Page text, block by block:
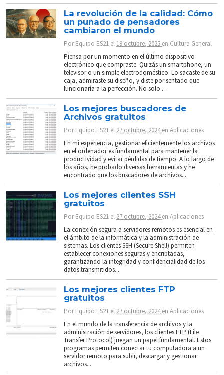
La revolución de la calidad: Cómo
un puñado de pensadores
cambiaron el mundo
PorEquipo ES21 el 19 octubre, 2025 en Cultura General
Piensa por un momento en el último dispositivo
electrónico que compraste. Quizás un smartphone, un
televisor o un simple electrodoméstico. Lo sacaste de su
caja, admiraste su diseño, y diste por sentado que
funcionaría a la perfección. No solo...
Los mejores buscadores de
Archivos gratuitos
PorEquipo ES21 el 27 octubre, 2024enAplicaciones
En mi experiencia, gestionar eficientemente los archivos
en el ordenador es fundamental para mantener la
productividad y evitar pérdidas de tiempo. A lo largo de
los años, he probado diversas herramientas y he
encontrado que los buscadores de archivos...
Los mejores clientes SSH
gratuitos
PorEquipo ES21 el 27 octubre, 2024enAplicaciones
La conexión segura a servidores remotos es esencial en
el ámbito de la informática y la administración de
sistemas. Los clientes SSH (Secure Shell) permiten
establecer conexiones seguras y encriptadas,
garantizando la integridad y confidencialidad de los
datos transmitidos...
Los mejores clientes FTP
gratuitos
PorEquipo ES21 el 27 octubre, 2024enAplicaciones
En el mundo de la transferencia de archivos y la
administración de servidores, los clientes FTP (File
Transfer Protocol) juegan un papel fundamental. Estos
programas permiten conectar tu computadora a un
servidor remoto para subir, descargar y gestionar
archivos...